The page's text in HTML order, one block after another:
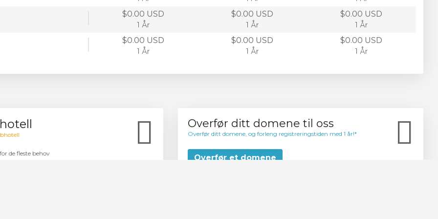
$0.00 USD
1 År
$0.00 USD
1 År
$0.00 USD
1 År
$0.00 USD
1 År
$0.00 USD
1 År
$0.00 USD
1 År
de fleste behov
Overfør ditt domene til oss
Overfør ditt domene, og forleng registreringstiden med 1 år!*
Overfør et domene